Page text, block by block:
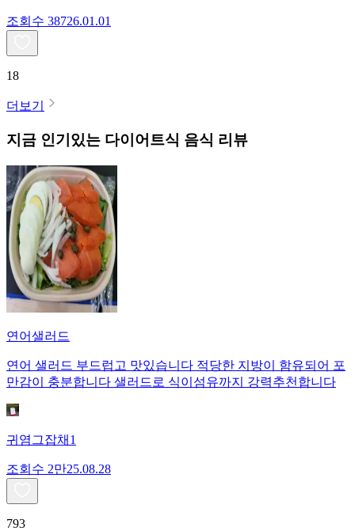
조회수 38726.01.01
18
더보기
지금 인기있는 다이어트식 음식 리뷰
연어샐러드
연어 샐러드 부드럽고 맛있습니다 적당한 지방이 함유되어 포
만감이 충분합니다 샐러드로 식이섬유까지 강력추천합니다
귀염그잡채1
조회수 2만25.08.28
793